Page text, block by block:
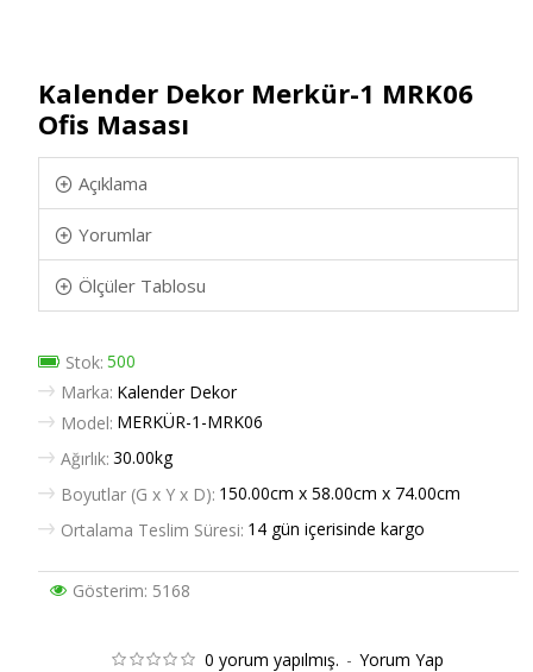
Kalender Dekor Merkür-1 MRK06
Ofis Masası
Açıklama
Yorumlar
Ölçüler Tablosu
Stok: 500
Marka: Kalender Dekor
Model: MERKÜR-1-MRK06
Ağırlık: 30.00kg
Boyutlar (G x Y x D): 150.00cm x 58.00cm x 74.00cm
Ortalama Teslim Süresi: 14 gün içerisinde kargo
Gösterim: 5168
0 yorum yapılmış. - Yorum Yap